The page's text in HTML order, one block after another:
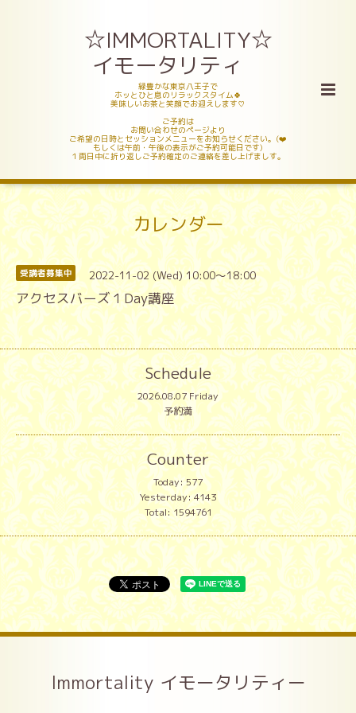
☆IMMORTALITY☆
イモータリティ
緑豊かな東京八王子で
ホッとひと息のリラックスタイム🍀
美味しいお茶と笑顔でお迎えします♡
ご予約は
お問い合わせのページより
ご希望の日時とセッションメニューをお知らせください。(❤️
もしくは午前・午後の表示がご予約可能日です)
１両日中に折り返しご予約確定のご連絡を差し上げましす。
カレンダー
受講者募集中 2022-11-02 (Wed) 10:00～18:00
アクセスバーズ１Day講座
Schedule
2026.08.07 Friday
予約満
Counter
Today:577
Yesterday:4143
Total:1594761
Immortality イモータリティー